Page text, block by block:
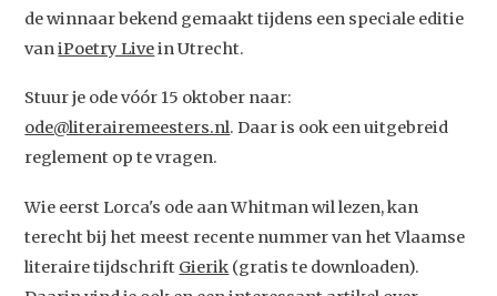
de winnaar bekend gemaakt tijdens een speciale editie
vaniPoetry Livein Utrecht.
Stuur je ode vóór 15 oktober naar:
ode@literairemeesters.nl. Daar is ook een uitgebreid
reglement op te vragen.
Wie eerst Lorca's ode aan Whitman wil lezen, kan
terecht bij het meest recente nummer van het Vlaamse
literaire tijdschrift Gierik (gratis te downloaden).